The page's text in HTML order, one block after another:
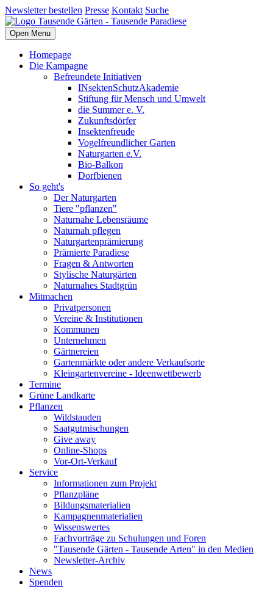
Newsletter bestellen Presse Kontakt Suche
Open Menu
Homepage
Die Kampagne
Befreundete Initiativen
INsektenSchutzAkademie
Stiftung für Mensch und Umwelt
die Summer e. V.
Zukunftsdörfer
Insektenfreude
Vogelfreundlicher Garten
Naturgarten e.V.
Bio-Balkon
Dorfbienen
So geht's
Der Naturgarten
Tiere "pflanzen"
Naturnahe Lebensräume
Naturnah pflegen
Naturgartenprämierung
Prämierte Paradiese
Fragen & Antworten
Stylische Naturgärten
Naturnahes Stadtgrün
Mitmachen
Privatpersonen
Vereine & Institutionen
Kommunen
Unternehmen
Gärtnereien
Gartenmärkte oder andere Verkaufsorte
Kleingartenvereine - Ideenwettbewerb
Termine
Grüne Landkarte
Pflanzen
Wildstauden
Saatgutmischungen
Give away
Online-Shops
Vor-Ort-Verkauf
Service
Informationen zum Projekt
Pflanzpläne
Bildungsmaterialien
Kampagnenmaterialien
Wissenswertes
Fachvorträge zu Schulungen und Foren
"Tausende Gärten - Tausende Arten" in den Medien
Newsletter-Archiv
News
Spenden